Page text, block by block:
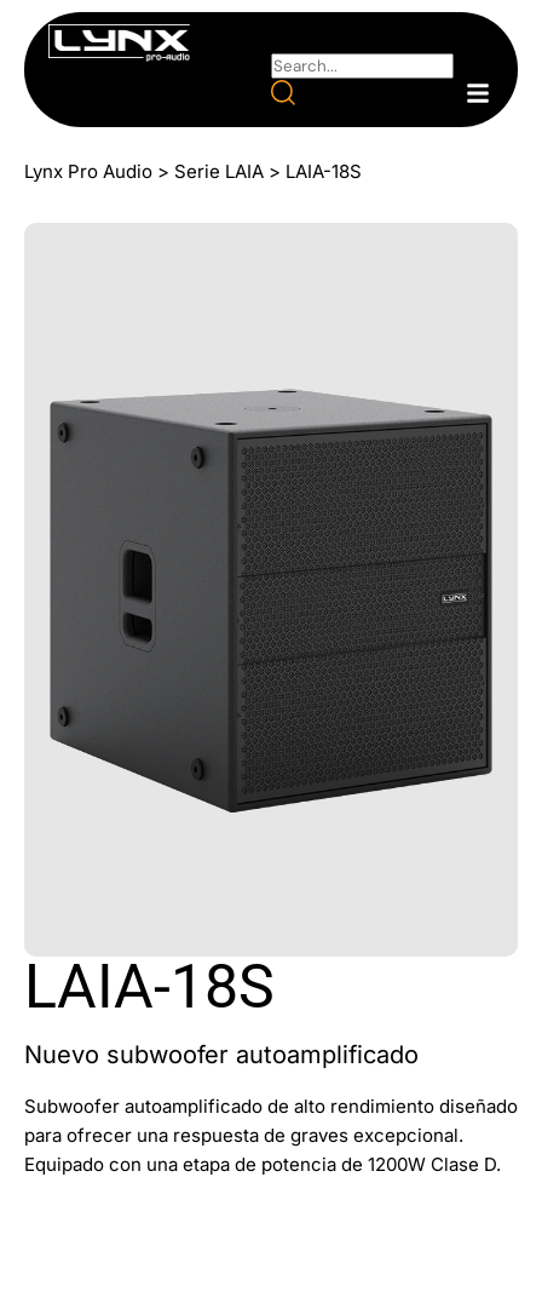
Lynx Pro Audio > Serie LAIA > LAIA-18S
LAIA-18S
Nuevo subwoofer autoamplificado
Subwoofer autoamplificado de alto rendimiento diseñado
para ofrecer una respuesta de graves excepcional.
Equipado con una etapa de potencia de 1200W Clase D.